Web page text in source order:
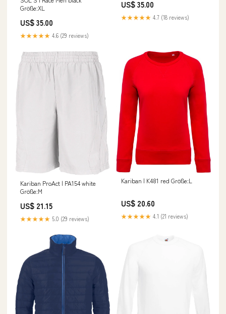
Größe:XL
US$ 35.00
★★★★★ 4.6 (29 reviews)
US$ 35.00
★★★★★ 4.7 (18 reviews)
Kariban ProAct | PA154 white
Größe:M
US$ 21.15
★★★★★ 5.0 (29 reviews)
Kariban | K481 red Größe:L
US$ 20.60
★★★★★ 4.1 (21 reviews)